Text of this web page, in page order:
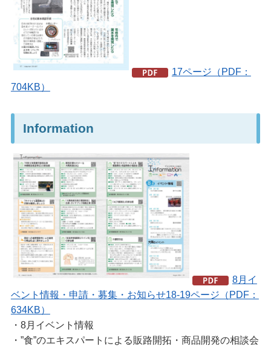
17ページ（PDF：
704KB）
Information
8月イ
ベント情報・申請・募集・お知らせ18-19ページ（PDF：
634KB）
・8月イベント情報
・”食”のエキスパートによる販路開拓・商品開発の相談会